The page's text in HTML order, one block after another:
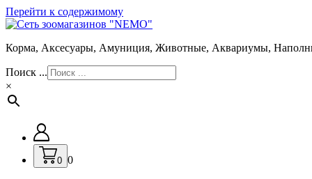
Перейти к содержимому
Корма, Аксесуары, Амуниция, Животные, Аквариумы,
Поиск ...
×
0 0